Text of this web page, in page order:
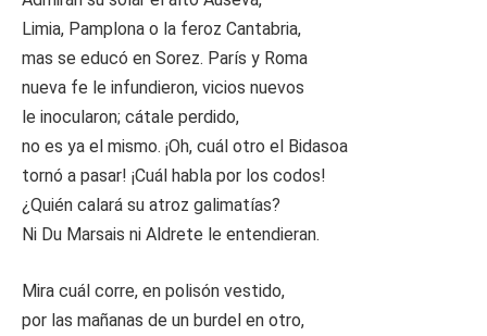
Limia, Pamplona o la feroz Cantabria,
mas se educó en Sorez. París y Roma
nueva fe le infundieron, vicios nuevos
le inocularon; cátale perdido,
no es ya el mismo. ¡Oh, cuál otro el Bidasoa
tornó a pasar! ¡Cuál habla por los codos!
¿Quién calará su atroz galimatías?
Ni Du Marsais ni Aldrete le entendieran.
Mira cuál corre, en polisón vestido,
por las mañanas de un burdel en otro,